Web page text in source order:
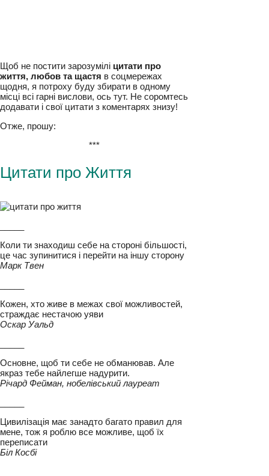
Щоб не постити зарозуміліцитати про
життя, любов та щастяв соцмережах
щодня, я потроху буду збирати в одному
соромтесь додавати і свої цитати з
***
Цитати про Життя
_____
це час зупинитися і перейти на іншу сторону
Марк Твен
_____
страждає нестачою уяви
Оскар Уальд
_____
Річард Фейман, нобелівський лауреат
_____